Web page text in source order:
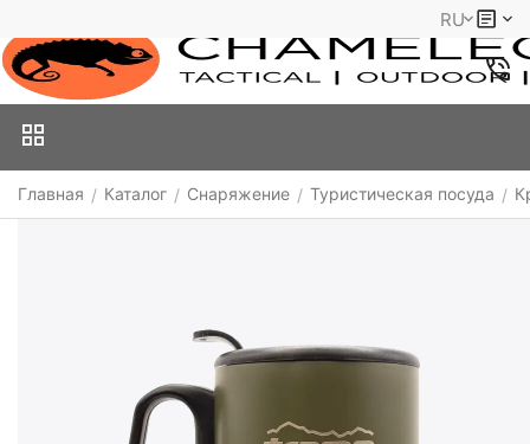
RU
Главная / Каталог / Снаряжение / Туристическая посуда /